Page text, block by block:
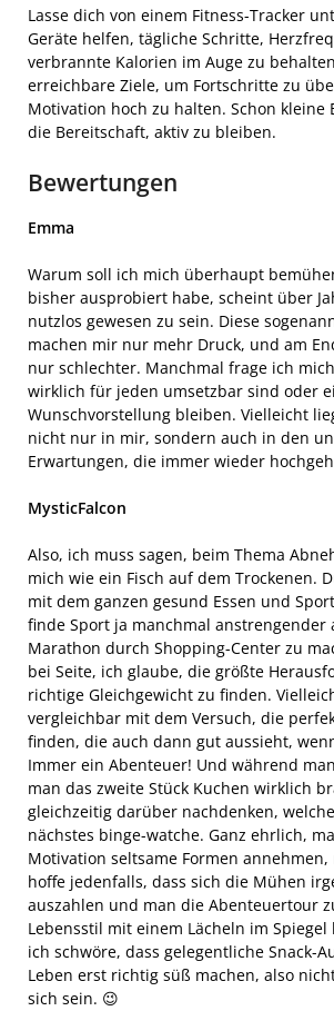
Lasse dich von einem Fitness-Tracker
Geräte helfen, tägliche Schritte,
verbrannte Kalorien im Auge zu
erreichbare Ziele, um Fortschritte zu
Motivation hoch zu halten. Schon kleine
die Bereitschaft, aktiv zu bleiben.
Bewertungen
Emma
Warum soll ich mich überhaupt
bisher ausprobiert habe, scheint über
nutzlos gewesen zu sein. Diese
machen mir nur mehr Druck, und am
nur schlechter. Manchmal frage ich
wirklich für jeden umsetzbar sind oder
Wunschvorstellung bleiben. Vielleicht
nicht nur in mir, sondern auch in den
Erwartungen, die immer wieder
MysticFalcon
Also, ich muss sagen, beim Thema
mich wie ein Fisch auf dem Trockenen.
mit dem ganzen gesund Essen und
finde Sport ja manchmal anstrengender
Marathon durch Shopping-Center zu
bei Seite, ich glaube, die größte
richtige Gleichgewicht zu finden.
vergleichbar mit dem Versuch, die
finden, die auch dann gut aussieht,
Immer ein Abenteuer! Und während
man das zweite Stück Kuchen wirklich
gleichzeitig darüber nachdenken,
nächstes binge-watche. Ganz ehrlich,
Motivation seltsame Formen annehmen,
hoffe jedenfalls, dass sich die Mühen
auszahlen und man die Abenteuertour
Lebensstil mit einem Lächeln im
ich schwöre, dass gelegentliche Snack-
Leben erst richtig süß machen, also
sich sein. 😉